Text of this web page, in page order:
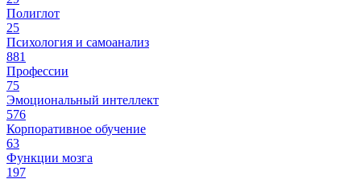
Полиглот
25
Психология и самоанализ
881
Профессии
75
Эмоциональный интеллект
576
Корпоративное обучение
63
Функции мозга
197